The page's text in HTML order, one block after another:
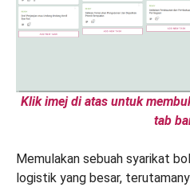
Klik imej di atas untuk
tab
Memulakan sebuah syarikat
logistik yang besar,